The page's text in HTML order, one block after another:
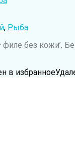
, Рыба
без кожи’.
в избранное